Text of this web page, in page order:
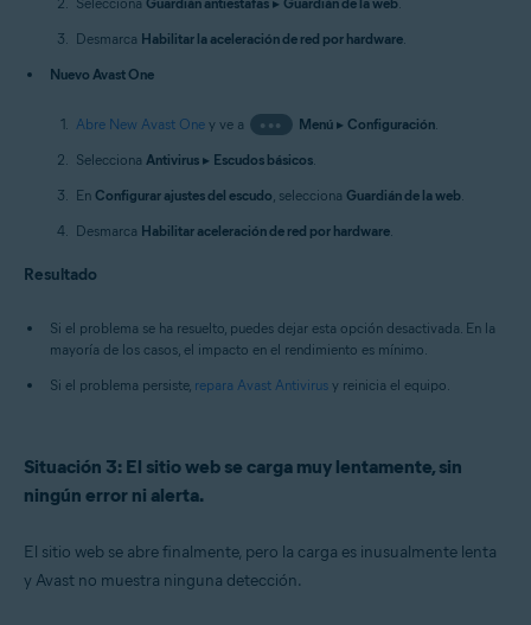
Desmarca Habilitar la aceleración de red por hardware.
Nuevo Avast One
Abre New Avast One y ve a ••• Menú▸ Configuración.
Selecciona Antivirus ▸ Escudos básicos.
En Configurar ajustes del escudo, selecciona Guardián de la web.
Desmarca Habilitar aceleración de red por hardware.
Resultado
Si el problema se ha resuelto, puedes dejar esta opción desactivada. En la
mayoría de los casos, el impacto en el rendimiento es mínimo.
Si el problema persiste, repara Avast Antivirus y reinicia el equipo.
Situación 3: El sitio web se carga muy lentamente, sin
ningún error ni alerta.
El sitio web se abre finalmente, pero la carga es inusualmente lenta
y Avast no muestra ninguna detección.